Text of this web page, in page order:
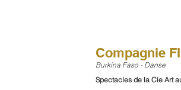
Compagnie
Burkina Faso - Danse
Spectacles de la Cie Art